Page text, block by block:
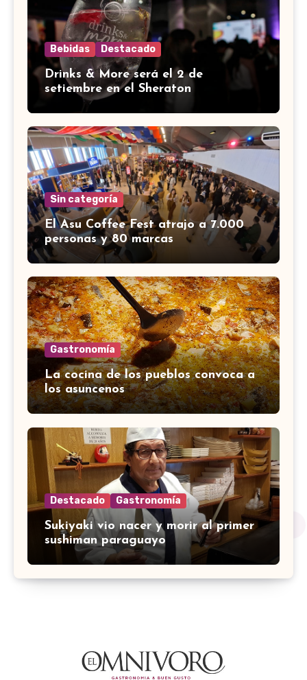
Bebidas Destacado
Drinks & More será el 2 de
setiembre en el Sheraton
Sin categoría
El Asu Coffee Fest atrajo a 7.000
personas y 80 marcas
Gastronomía
La cocina de los pueblos convoca a
los asuncenos
Destacado Gastronomía
Sukiyaki vio nacer y morir al primer
sushiman paraguayo